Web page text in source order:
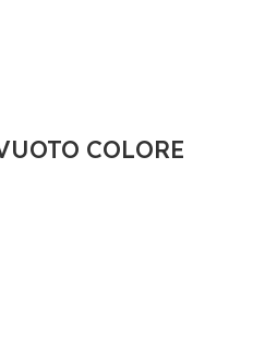
COLORE